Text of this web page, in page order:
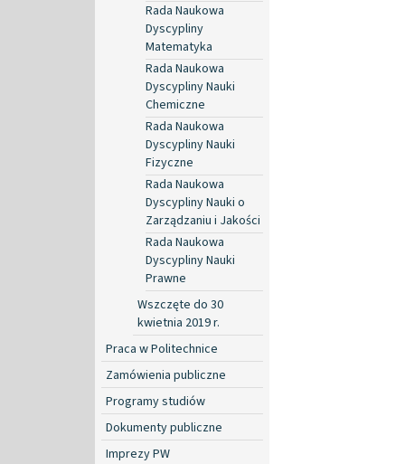
Rada Naukowa
Dyscypliny
Matematyka
Rada Naukowa
Dyscypliny Nauki
Chemiczne
Rada Naukowa
Dyscypliny Nauki
Fizyczne
Rada Naukowa
Dyscypliny Nauki o
Zarządzaniu i Jakości
Rada Naukowa
Dyscypliny Nauki
Prawne
Wszczęte do 30
kwietnia 2019 r.
Praca w Politechnice
Zamówienia publiczne
Programy studiów
Dokumenty publiczne
Imprezy PW